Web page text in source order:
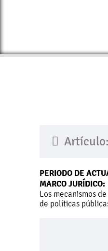
PERIODO DE
MARCO JURÍDICO:
Los mecanismos
de políticas